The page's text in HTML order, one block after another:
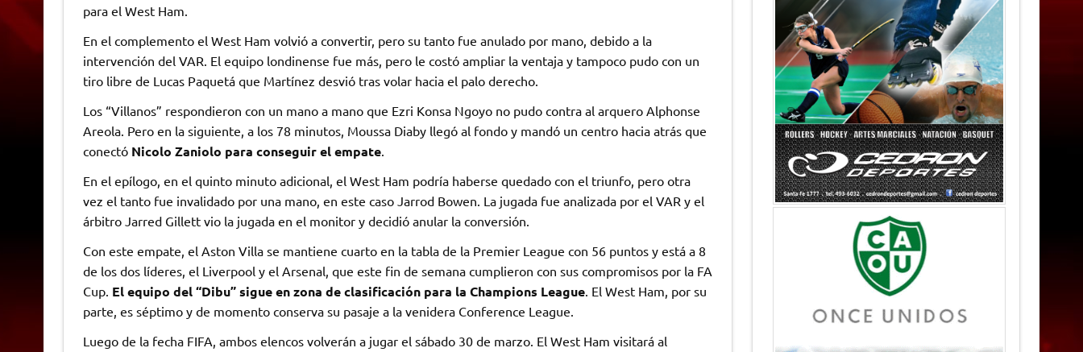
para el West Ham.
En el complemento el West Ham volvió a convertir, pero su tanto fue anulado por mano, debido a la
intervención del VAR. El equipo londinense fue más, pero le costó ampliar la ventaja y tampoco pudo con un
tiro libre de Lucas Paquetá que Martínez desvió tras volar hacia el palo derecho.
Los “Villanos” respondieron con un mano a mano que Ezri Konsa Ngoyo no pudo contra al arquero Alphonse
Areola. Pero en la siguiente, a los 78 minutos, Moussa Diaby llegó al fondo y mandó un centro hacia atrás que
conectó Nicolo Zaniolo para conseguir el empate.
En el epílogo, en el quinto minuto adicional, el West Ham podría haberse quedado con el triunfo, pero otra
vez el tanto fue invalidado por una mano, en este caso Jarrod Bowen. La jugada fue analizada por el VAR y el
árbitro Jarred Gillett vio la jugada en el monitor y decidió anular la conversión.
Con este empate, el Aston Villa se mantiene cuarto en la tabla de la Premier League con 56 puntos y está a 8
de los dos líderes, el Liverpool y el Arsenal, que este fin de semana cumplieron con sus compromisos por la FA
Cup. El equipo del “Dibu” sigue en zona de clasificación para la Champions League. El West Ham, por su
parte, es séptimo y de momento conserva su pasaje a la venidera Conference League.
Luego de la fecha FIFA, ambos elencos volverán a jugar el sábado 30 de marzo. El West Ham visitará al